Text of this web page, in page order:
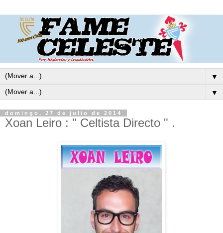
▼
▼
domingo, 27 de julio de 2014
Xoan Leiro : " Celtista Directo " .